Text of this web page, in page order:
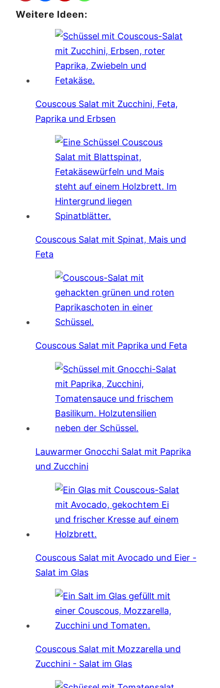
Weitere Ideen:
Couscous Salat mit Zucchini, Feta,
Paprika und Erbsen
Couscous Salat mit Spinat, Mais und
Feta
Couscous Salat mit Paprika und Feta
Lauwarmer Gnocchi Salat mit Paprika
und Zucchini
Couscous Salat mit Avocado und Eier -
Salat im Glas
Couscous Salat mit Mozzarella und
Zucchini - Salat im Glas